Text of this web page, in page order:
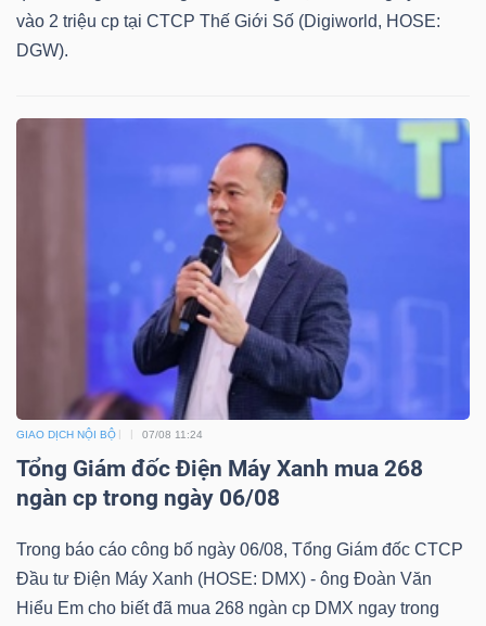
vào 2 triệu cp tại CTCP Thế Giới Số (Digiworld, HOSE:
DGW).
GIAO DỊCH NỘI BỘ 07/08 11:24
Tổng Giám đốc Điện Máy Xanh mua 268
ngàn cp trong ngày 06/08
Trong báo cáo công bố ngày 06/08, Tổng Giám đốc CTCP
Đầu tư Điện Máy Xanh (HOSE: DMX) - ông Đoàn Văn
Hiểu Em cho biết đã mua 268 ngàn cp DMX ngay trong
(-)
Sách
chính
Công